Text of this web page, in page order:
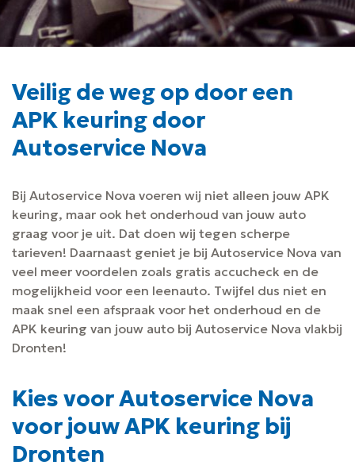
Veilig de weg op door een
APK keuring door
Autoservice Nova
Bij Autoservice Nova voeren wij niet alleen jouw APK
keuring, maar ook het onderhoud van jouw auto
graag voor je uit. Dat doen wij tegen scherpe
tarieven! Daarnaast geniet je bij Autoservice Nova van
veel meer voordelen zoals gratis accucheck en de
mogelijkheid voor een leenauto. Twijfel dus niet en
maak snel een afspraak voor het onderhoud en de
APK keuring van jouw auto bij Autoservice Nova vlakbij
Dronten!
Kies voor Autoservice Nova
voor jouw APK keuring bij
Dronten